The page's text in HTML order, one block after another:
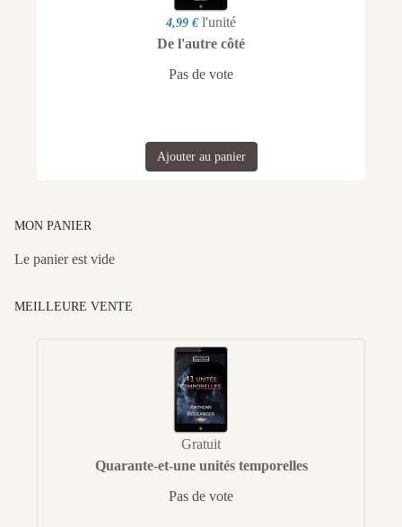
4,99 € l'unité
De l'autre côté
Pas de vote
Ajouter au panier
MON PANIER
Le panier est vide
MEILLEURE VENTE
Gratuit
Quarante-et-une unités temporelles
Pas de vote